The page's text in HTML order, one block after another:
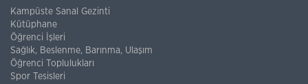
Kampüste Sanal Gezinti
Kütüphane
Öğrenci İşleri
Sağlık, Beslenme, Barınma, Ulaşım
Öğrenci Toplulukları
Spor Tesisleri